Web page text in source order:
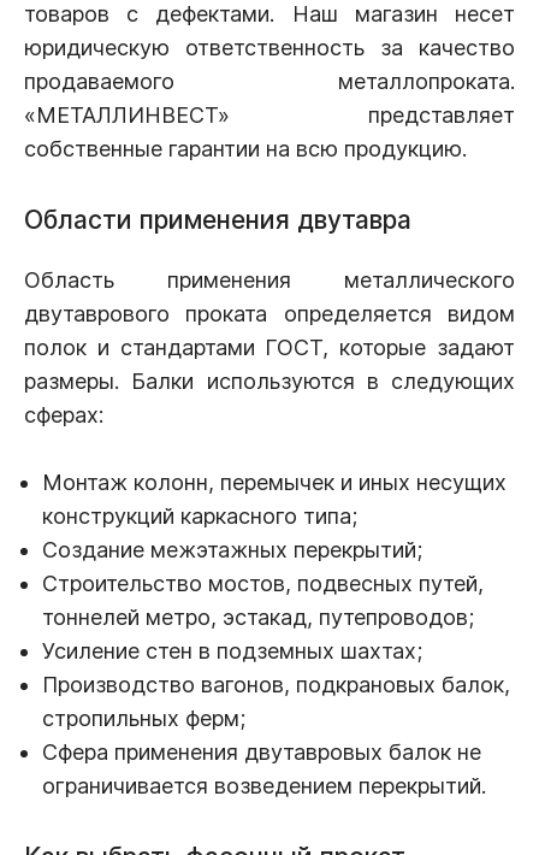
товаров с дефектами. Наш магазин несет
юридическую ответственность за качество
продаваемого металлопроката.
«МЕТАЛЛИНВЕСТ» представляет
собственные гарантии на всю продукцию.
Области применения двутавра
Область применения металлического
двутаврового проката определяется видом
полок и стандартами ГОСТ, которые задают
размеры. Балки используются в следующих
сферах:
Монтаж колонн, перемычек и иных несущих
конструкций каркасного типа;
Создание межэтажных перекрытий;
Строительство мостов, подвесных путей,
тоннелей метро, эстакад, путепроводов;
Усиление стен в подземных шахтах;
Производство вагонов, подкрановых балок,
стропильных ферм;
Сфера применения двутавровых балок не
ограничивается возведением перекрытий.